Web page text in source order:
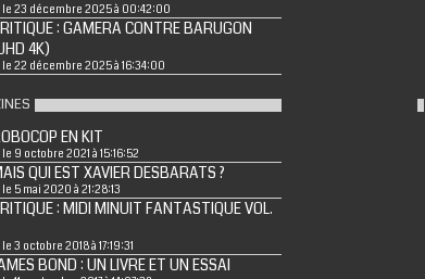
le 23 décembre 2025 à 00:42:00
: GAMERA CONTRE BARUGON
4K)
le 22 décembre 2025 à 16:34:00
EN KIT
le 9 octobre 2021 à 15:16:52
QUI EST XAVIER DESBARATS ?
le 5 mai 2020 à 21:28:13
: MIDI MINUIT FANTASTIQUE VOL.
le 3 octobre 2018 à 17:19:31
BOND : UN LIVRE ET UN ESSAI